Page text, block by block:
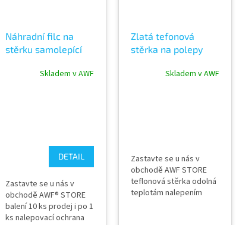
Náhradní filc na
stěrku samolepící
Skladem v AWF
DETAIL
Zastavte se u nás v
obchodě AWF® STORE
balení 10 ks prodej i po 1
ks nalepovací ochrana
Zlatá tefonová
stěrka na polepy
AWF GOLD239Skladem v AWF
Zastavte se u nás v
obchodě AWF STORE
teflonová stěrka odolná
teplotám nalepením